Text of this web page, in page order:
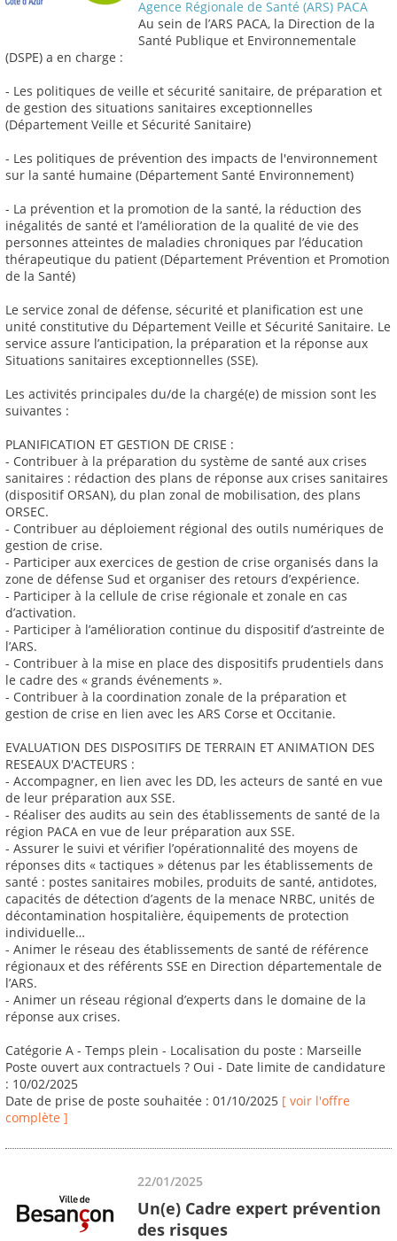
Agence Régionale de Santé (ARS) PACA
Au sein de l’ARS PACA, la Direction de la
Santé Publique et Environnementale
(DSPE) a en charge :
- Les politiques de veille et sécurité sanitaire, de préparation et
de gestion des situations sanitaires exceptionnelles
(Département Veille et Sécurité Sanitaire)
- Les politiques de prévention des impacts de l'environnement
sur la santé humaine (Département Santé Environnement)
- La prévention et la promotion de la santé, la réduction des
inégalités de santé et l’amélioration de la qualité de vie des
personnes atteintes de maladies chroniques par l’éducation
thérapeutique du patient (Département Prévention et Promotion
de la Santé)
Le service zonal de défense, sécurité et planification est une
unité constitutive du Département Veille et Sécurité Sanitaire. Le
service assure l’anticipation, la préparation et la réponse aux
Situations sanitaires exceptionnelles (SSE).
Les activités principales du/de la chargé(e) de mission sont les
suivantes :
PLANIFICATION ET GESTION DE CRISE :
- Contribuer à la préparation du système de santé aux crises
sanitaires : rédaction des plans de réponse aux crises sanitaires
(dispositif ORSAN), du plan zonal de mobilisation, des plans
ORSEC.
- Contribuer au déploiement régional des outils numériques de
gestion de crise.
- Participer aux exercices de gestion de crise organisés dans la
zone de défense Sud et organiser des retours d’expérience.
- Participer à la cellule de crise régionale et zonale en cas
d’activation.
- Participer à l’amélioration continue du dispositif d’astreinte de
l’ARS.
- Contribuer à la mise en place des dispositifs prudentiels dans
le cadre des « grands événements ».
- Contribuer à la coordination zonale de la préparation et
gestion de crise en lien avec les ARS Corse et Occitanie.
EVALUATION DES DISPOSITIFS DE TERRAIN ET ANIMATION DES
RESEAUX D'ACTEURS :
- Accompagner, en lien avec les DD, les acteurs de santé en vue
de leur préparation aux SSE.
- Réaliser des audits au sein des établissements de santé de la
région PACA en vue de leur préparation aux SSE.
- Assurer le suivi et vérifier l’opérationnalité des moyens de
réponses dits « tactiques » détenus par les établissements de
santé : postes sanitaires mobiles, produits de santé, antidotes,
capacités de détection d’agents de la menace NRBC, unités de
décontamination hospitalière, équipements de protection
individuelle…
- Animer le réseau des établissements de santé de référence
régionaux et des référents SSE en Direction départementale de
l’ARS.
- Animer un réseau régional d’experts dans le domaine de la
réponse aux crises.
Catégorie A - Temps plein - Localisation du poste : Marseille
Poste ouvert aux contractuels ? Oui - Date limite de candidature
: 10/02/2025
Date de prise de poste souhaitée : 01/10/2025 [ voir l'offre
complète ]
22/01/2025
Un(e) Cadre expert prévention
des risques